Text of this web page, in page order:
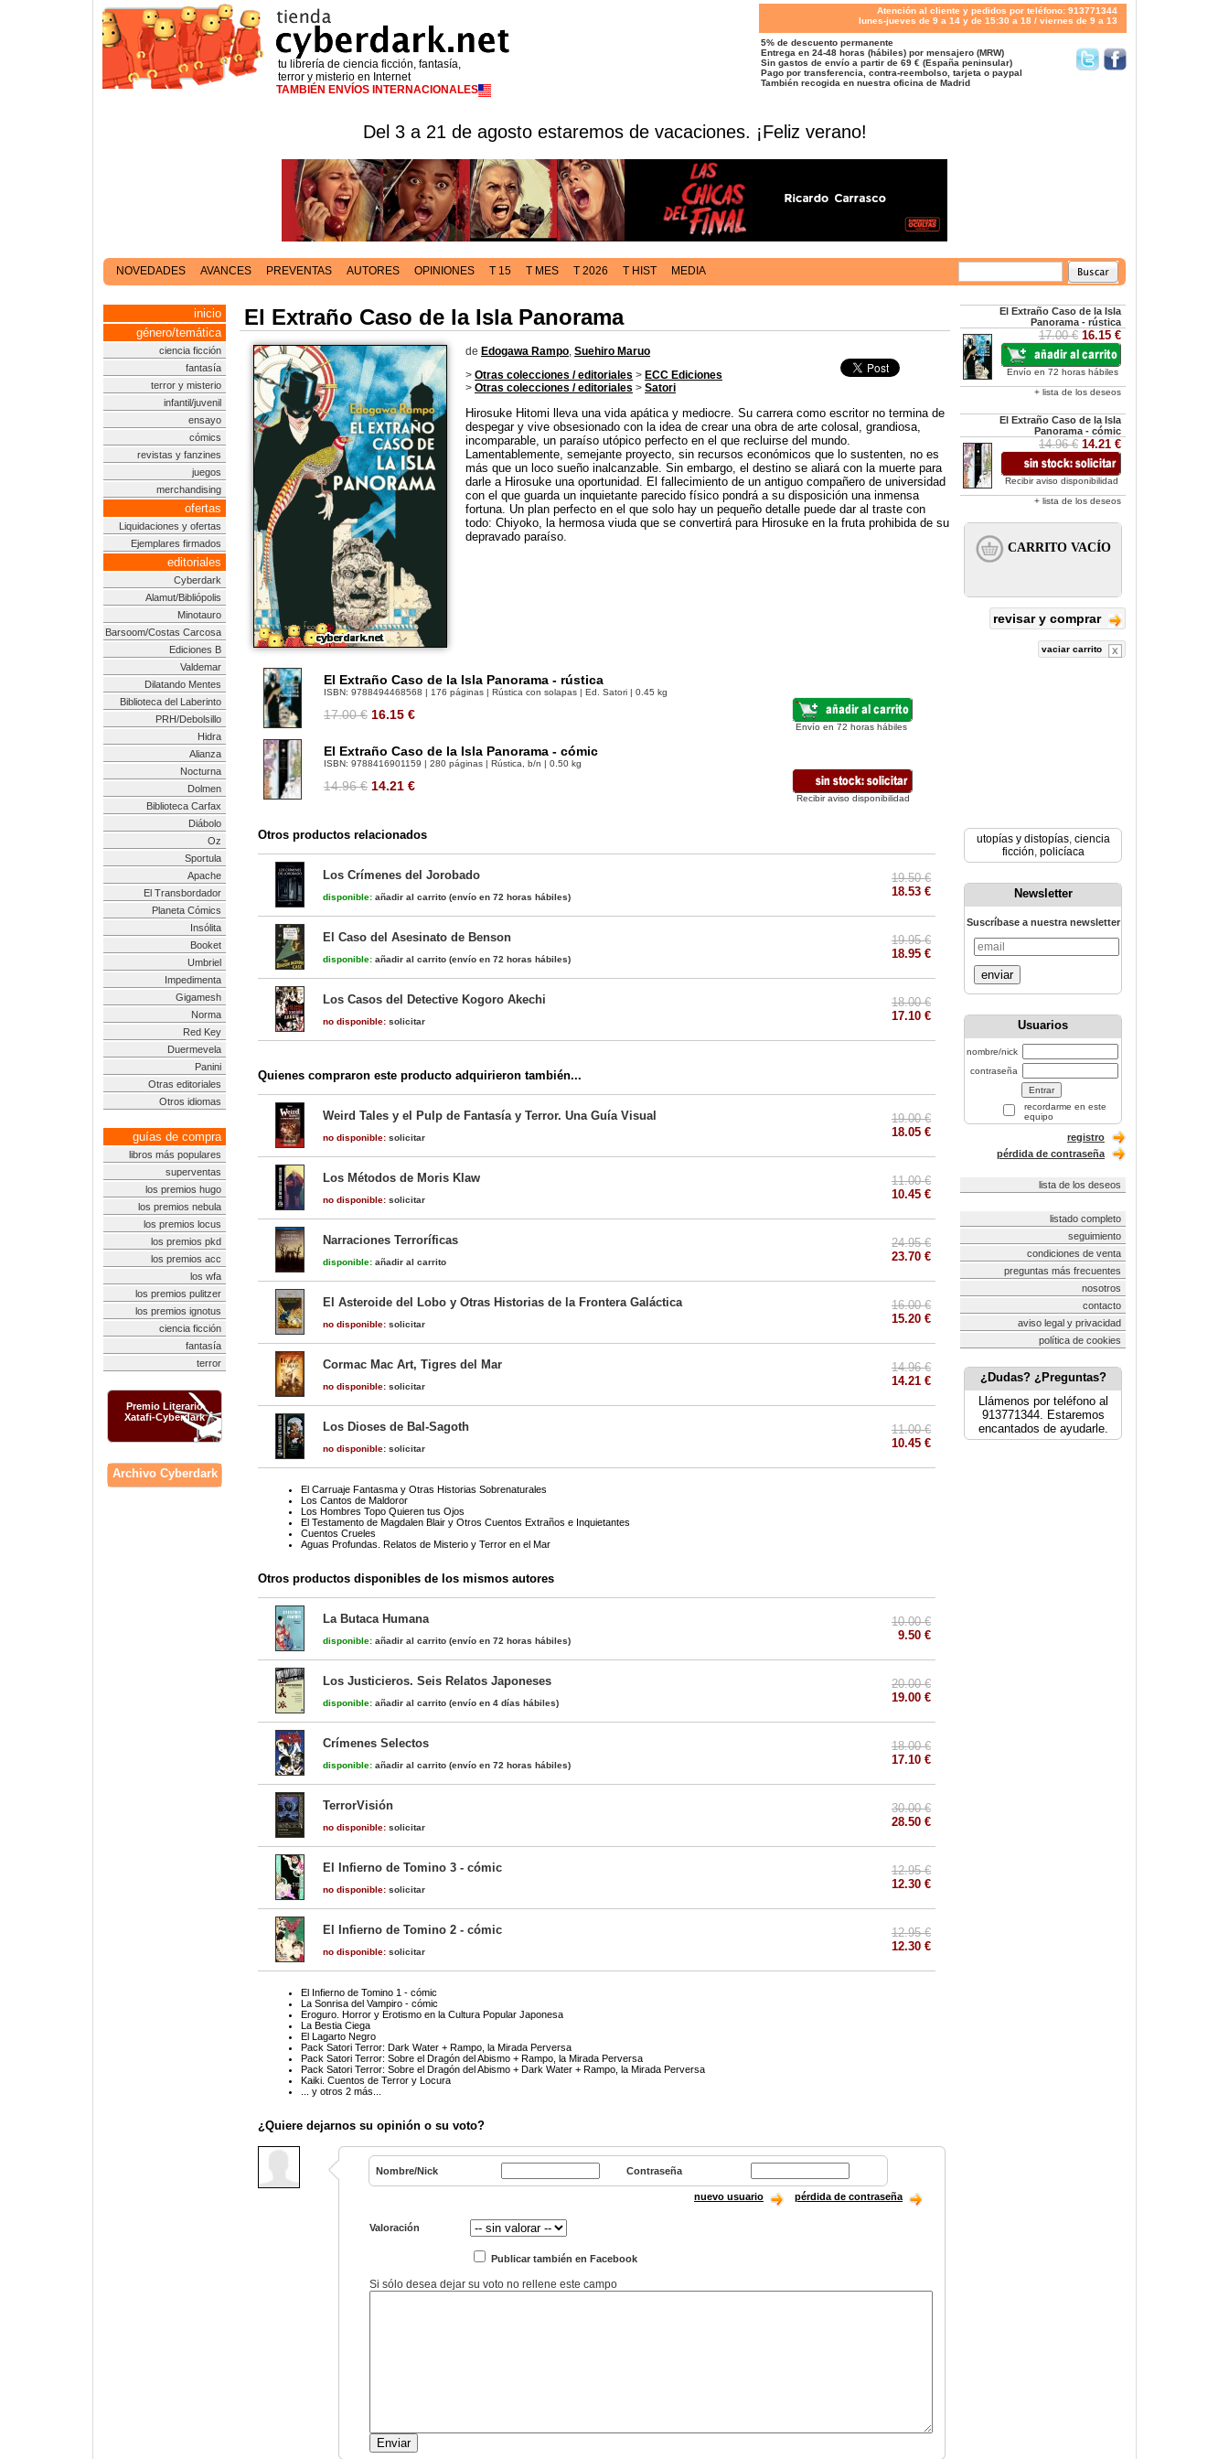
tu librería de ciencia ficción, fantasía,
terror y misterio en Internet
TAMBIÉN ENVÍOS INTERNACIONALES
Atención al cliente y pedidos por teléfono: 913771344
lunes-jueves de 9 a 14 y de 15:30 a 18 / viernes de 9 a 13
5% de descuento permanente
Entrega en 24-48 horas (hábiles) por mensajero (MRW)
Sin gastos de envío a partir de 69 € (España peninsular)
Pago por transferencia, contra-reembolso, tarjeta o paypal
También recogida en nuestra oficina de Madrid
Del 3 a 21 de agosto estaremos de vacaciones. ¡Feliz verano!
NOVEDADES AVANCES PREVENTAS AUTORES OPINIONES T 15 T MES T 2026 T HIST MEDIA
inicio
género/temática
ciencia ficción
fantasía
terror y misterio
infantil/juvenil
ensayo
cómics
revistas y fanzines
juegos
merchandising
ofertas
Liquidaciones y ofertas
Ejemplares firmados
editoriales
Cyberdark
Alamut/Bibliópolis
Minotauro
Barsoom/Costas Carcosa
Ediciones B
Valdemar
Dilatando Mentes
Biblioteca del Laberinto
PRH/Debolsillo
Hidra
Alianza
Nocturna
Dolmen
Biblioteca Carfax
Diábolo
Oz
Sportula
Apache
El Transbordador
Planeta Cómics
Insólita
Booket
Umbriel
Impedimenta
Gigamesh
Norma
Red Key
Duermevela
Panini
Otras editoriales
Otros idiomas
guías de compra
libros más populares
superventas
los premios hugo
los premios nebula
los premios locus
los premios pkd
los premios acc
los wfa
los premios pulitzer
los premios ignotus
ciencia ficción
fantasía
terror
Premio Literario
Xatafi-Cyberdark
Archivo Cyberdark
El Extraño Caso de la Isla Panorama
de Edogawa Rampo, Suehiro Maruo
> Otras colecciones / editoriales > ECC Ediciones
> Otras colecciones / editoriales > Satori
Hirosuke Hitomi lleva una vida apática y mediocre. Su carrera como escritor no termina de
despegar y vive obsesionado con la idea de crear una obra de arte colosal, grandiosa,
incomparable, un paraíso utópico perfecto en el que recluirse del mundo.
Lamentablemente, semejante proyecto, sin recursos económicos que lo sustenten, no es
más que un loco sueño inalcanzable. Sin embargo, el destino se aliará con la muerte para
darle a Hirosuke una oportunidad. El fallecimiento de un antiguo compañero de universidad
con el que guarda un inquietante parecido físico pondrá a su disposición una inmensa
fortuna. Un plan perfecto en el que solo hay un pequeño detalle puede dar al traste con
todo: Chiyoko, la hermosa viuda que se convertirá para Hirosuke en la fruta prohibida de su
depravado paraíso.
El Extraño Caso de la Isla Panorama - rústica
ISBN: 9788494468568 | 176 páginas | Rústica con solapas | Ed. Satori | 0.45 kg
17.00 € 16.15 €
Envío en 72 horas hábiles
El Extraño Caso de la Isla Panorama - cómic
ISBN: 9788416901159 | 280 páginas | Rústica, b/n | 0.50 kg
14.96 € 14.21 €
Recibir aviso disponibilidad
Otros productos relacionados
Los Crímenes del Jorobado
disponible: añadir al carrito (envío en 72 horas hábiles)
19.50 €
18.53 €
El Caso del Asesinato de Benson
disponible: añadir al carrito (envío en 72 horas hábiles)
19.95 €
18.95 €
Los Casos del Detective Kogoro Akechi
no disponible: solicitar
18.00 €
17.10 €
Quienes compraron este producto adquirieron también...
Weird Tales y el Pulp de Fantasía y Terror. Una Guía Visual
no disponible: solicitar
19.00 €
18.05 €
Los Métodos de Moris Klaw
no disponible: solicitar
11.00 €
10.45 €
Narraciones Terroríficas
disponible: añadir al carrito
24.95 €
23.70 €
El Asteroide del Lobo y Otras Historias de la Frontera Galáctica
no disponible: solicitar
16.00 €
15.20 €
Cormac Mac Art, Tigres del Mar
no disponible: solicitar
14.96 €
14.21 €
Los Dioses de Bal-Sagoth
no disponible: solicitar
11.00 €
10.45 €
El Carruaje Fantasma y Otras Historias Sobrenaturales
Los Cantos de Maldoror
Los Hombres Topo Quieren tus Ojos
El Testamento de Magdalen Blair y Otros Cuentos Extraños e Inquietantes
Cuentos Crueles
Aguas Profundas. Relatos de Misterio y Terror en el Mar
Otros productos disponibles de los mismos autores
La Butaca Humana
disponible: añadir al carrito (envío en 72 horas hábiles)
10.00 €
9.50 €
Los Justicieros. Seis Relatos Japoneses
disponible: añadir al carrito (envío en 4 días hábiles)
20.00 €
19.00 €
Crímenes Selectos
disponible: añadir al carrito (envío en 72 horas hábiles)
18.00 €
17.10 €
TerrorVisión
no disponible: solicitar
30.00 €
28.50 €
El Infierno de Tomino 3 - cómic
no disponible: solicitar
12.95 €
12.30 €
El Infierno de Tomino 2 - cómic
no disponible: solicitar
12.95 €
12.30 €
El Infierno de Tomino 1 - cómic
La Sonrisa del Vampiro - cómic
Eroguro. Horror y Erotismo en la Cultura Popular Japonesa
La Bestia Ciega
El Lagarto Negro
Pack Satori Terror: Dark Water + Rampo, la Mirada Perversa
Pack Satori Terror: Sobre el Dragón del Abismo + Rampo, la Mirada Perversa
Pack Satori Terror: Sobre el Dragón del Abismo + Dark Water + Rampo, la Mirada Perversa
Kaiki. Cuentos de Terror y Locura
... y otros 2 más...
¿Quiere dejarnos su opinión o su voto?
Nombre/Nick Contraseña
nuevo usuario pérdida de contraseña
Valoración
Publicar también en Facebook
Si sólo desea dejar su voto no rellene este campo
El Extraño Caso de la Isla
Panorama - rústica
17.00 € 16.15 €
Envío en 72 horas hábiles
+ lista de los deseos
El Extraño Caso de la Isla
Panorama - cómic
14.96 € 14.21 €
Recibir aviso disponibilidad
+ lista de los deseos
revisar y comprar
vaciar carrito
utopías y distopías, ciencia
ficción, policíaca
Newsletter
Suscríbase a nuestra newsletter
enviar
Usuarios
nombre/nick
contraseña
recordarme en este
equipo
registro
pérdida de contraseña
lista de los deseos
listado completo
seguimiento
condiciones de venta
preguntas más frecuentes
nosotros
contacto
aviso legal y privacidad
política de cookies
¿Dudas? ¿Preguntas?
Llámenos por teléfono al
913771344. Estaremos
encantados de ayudarle.